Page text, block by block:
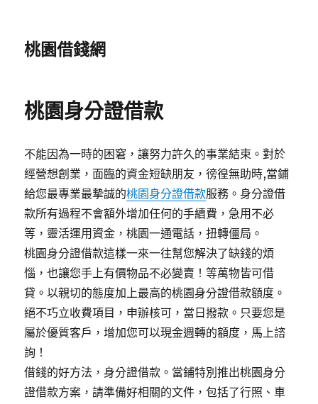
桃園借錢網
桃園身分證借款
不能因為一時的困窘，讓努力許久的事業結束。對於
經營想創業，面臨的資金短缺朋友，徬徨無助時,當鋪
給您最專業最摯誠的桃園身分證借款服務。身分證借
款所有過程不會額外增加任何的手續費，急用不必
等，靈活運用資金，桃園一通電話，扭轉僵局。
桃園身分證借款這樣一來一往幫您解決了缺錢的煩
惱，也讓您手上有價物品不必變賣！等萬物皆可借
貸。以親切的態度加上最高的桃園身分證借款額度。
絕不巧立收費項目，申辦核可，當日撥款。只要您是
屬於優質客戶，增加您可以現金週轉的額度，馬上諮
詢！
借錢的好方法，身分證借款。當鋪特別推出桃園身分
證借款方案，請準備好相關的文件，包括了行照、車